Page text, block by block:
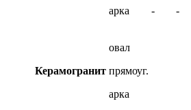
арка
-
-
Керамогранит
овал
прямоуг.
арка